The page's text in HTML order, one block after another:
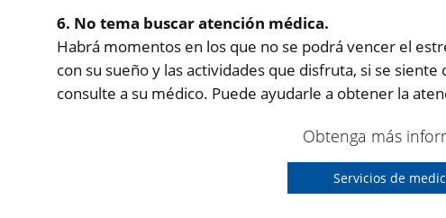
6. No tema buscar atención médica.
Habrá momentos en los que no se podrá vencer el
con su sueño y las actividades que disfruta, si se
consulte a su médico. Puede ayudarle a obtener la
Obtenga más
Servicios de